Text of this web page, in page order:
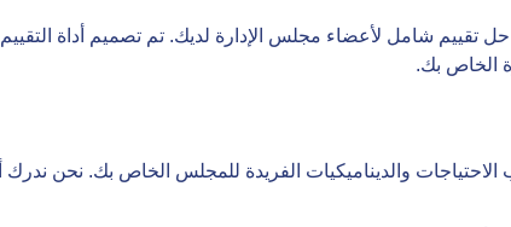
شامل لأعضاء مجلس الإدارة لديك. تم تصميم أداة التقييم
الخاص بك.
الاحتياجات والديناميكيات الفريدة للمجلس الخاص بك. نحن ندرك